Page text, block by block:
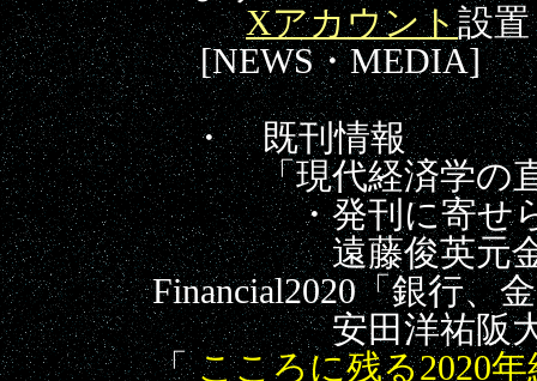
Xアカウント
[NEWS・MEDIA]
・ 既刊情報
「現代経済学の直
・発刊に寄せら
遠藤俊英元
Financial2020「銀行、
安田洋祐阪大経
「こころに残る2020